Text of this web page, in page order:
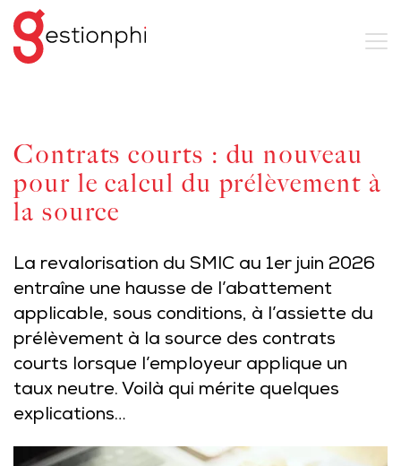
Contrats courts : du nouveau
pour le calcul du prélèvement à
la source
La revalorisation du SMIC au 1er juin 2026
entraîne une hausse de l’abattement
applicable, sous conditions, à l’assiette du
prélèvement à la source des contrats
courts lorsque l’employeur applique un
taux neutre. Voilà qui mérite quelques
explications…